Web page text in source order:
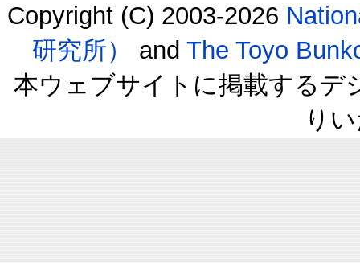
Copyright (C) 2003-2026
研究所）
and The Toyo
本ウェブサイトに掲載するデ
り